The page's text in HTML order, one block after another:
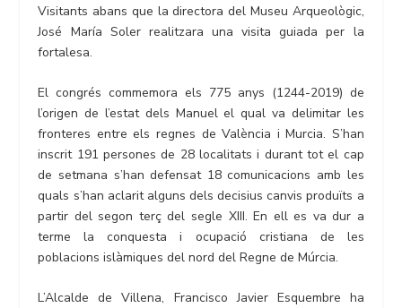
Visitants abans que la directora del Museu Arqueològic,
José María Soler realitzara una visita guiada per la
fortalesa.
El congrés commemora els 775 anys (1244-2019) de
l’origen de l’estat dels Manuel el qual va delimitar les
fronteres entre els regnes de València i Murcia. S’han
inscrit 191 persones de 28 localitats i durant tot el cap
de setmana s’han defensat 18 comunicacions amb les
quals s’han aclarit alguns dels decisius canvis produïts a
partir del segon terç del segle XIII. En ell es va dur a
terme la conquesta i ocupació cristiana de les
poblacions islàmiques del nord del Regne de Múrcia.
L’Alcalde de Villena, Francisco Javier Esquembre ha